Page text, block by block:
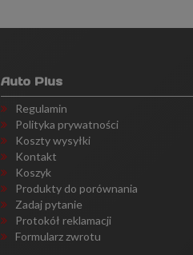
Auto Plus
Regulamin
Polityka prywatności
Koszty wysyłki
Kontakt
Koszyk
Produkty do porównania
Zadaj pytanie
Protokół reklamacji
Formularz zwrotu